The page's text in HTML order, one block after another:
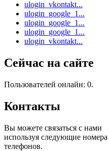
ulogin_vkontakt...
ulogin_google_1...
ulogin_google_1...
ulogin_google_1...
ulogin_vkontakt...
Сейчас на сайте
Пользователей онлайн: 0.
Контакты
Вы можете связаться с нами
используя следующие номера
телефонов.